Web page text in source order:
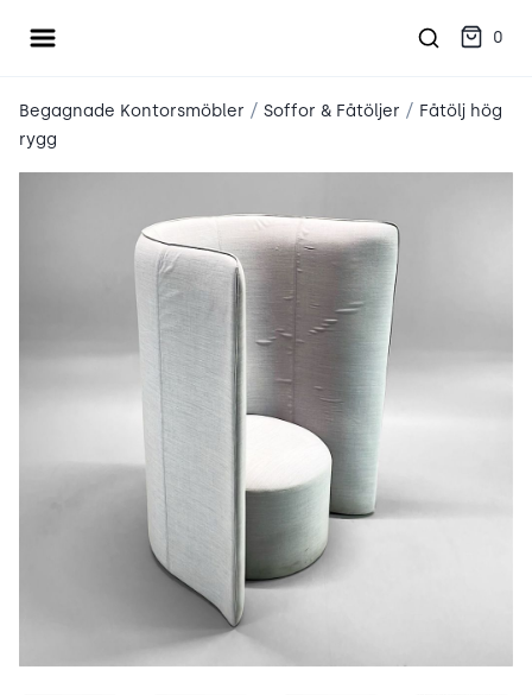
Öppna meny 0
Begagnade Kontorsmöbler / Soffor & Fåtöljer / Fåtölj hög
rygg